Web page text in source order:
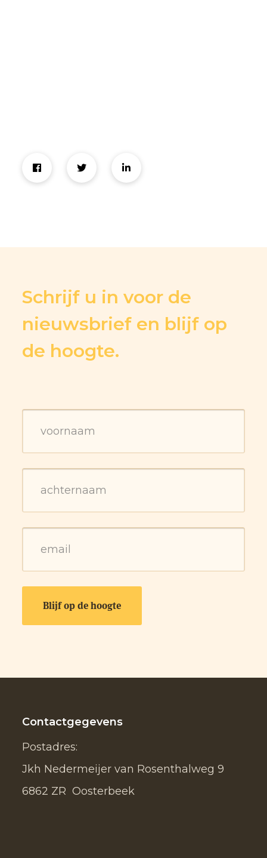
Schrijf u in voor de
nieuwsbrief en blijf op
de hoogte.
Contactgegevens
Postadres:
Jkh Nedermeijer van Rosenthalweg 9
6862 ZR Oosterbeek